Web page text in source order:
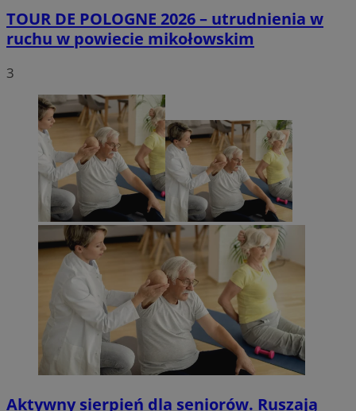
TOUR DE POLOGNE 2026 – utrudnienia w
ruchu w powiecie mikołowskim
3
Aktywny sierpień dla seniorów. Ruszają